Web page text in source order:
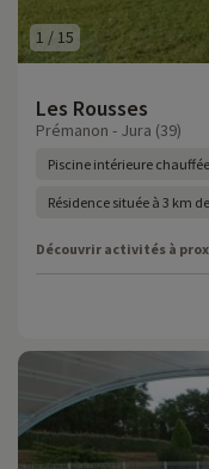
1 / 15
Les Rousses
Prémanon - Jura (39)
Piscine intérieure chauffée
Résidence située à 3 km
Découvrir activités à